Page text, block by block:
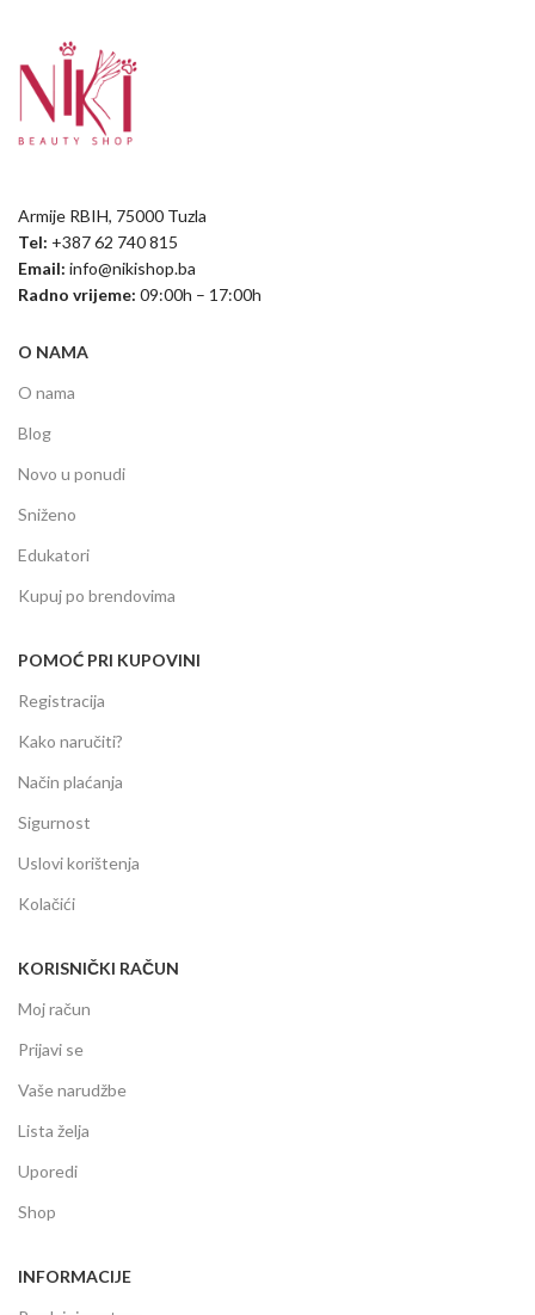
Armije RBIH, 75000 Tuzla
Tel: +387 62 740 815
Email: info@nikishop.ba
Radno vrijeme: 09:00h – 17:00h
O NAMA
O nama
Blog
Novo u ponudi
Sniženo
Edukatori
Kupuj po brendovima
POMOĆ PRI KUPOVINI
Registracija
Kako naručiti?
Način plaćanja
Sigurnost
Uslovi korištenja
Kolačići
KORISNIČKI RAČUN
Moj račun
Prijavi se
Vaše narudžbe
Lista želja
Uporedi
Shop
INFORMACIJE